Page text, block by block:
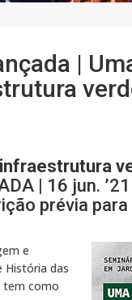
|
| 16 jun.
prévia para
e
História das
tem como